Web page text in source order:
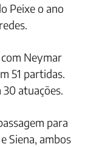
Peixe o ano
Neymar
51 partidas.
atuações.
para
Siena, ambos